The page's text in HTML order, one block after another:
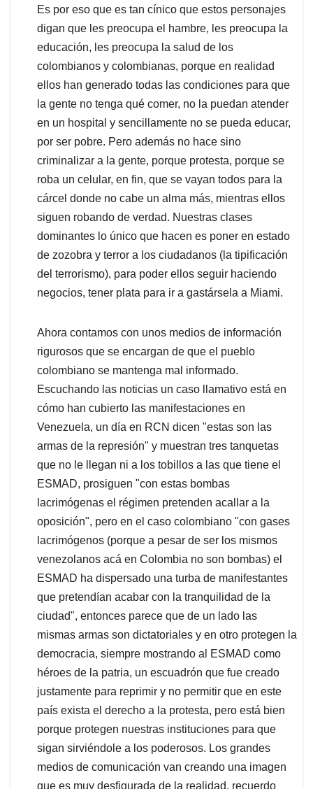
Es por eso que es tan cínico que estos personajes
digan que les preocupa el hambre, les preocupa la
educación, les preocupa la salud de los
colombianos y colombianas, porque en realidad
ellos han generado todas las condiciones para que
la gente no tenga qué comer, no la puedan atender
en un hospital y sencillamente no se pueda educar,
por ser pobre. Pero además no hace sino
criminalizar a la gente, porque protesta, porque se
roba un celular, en fin, que se vayan todos para la
cárcel donde no cabe un alma más, mientras ellos
siguen robando de verdad. Nuestras clases
dominantes lo único que hacen es poner en estado
de zozobra y terror a los ciudadanos (la tipificación
del terrorismo), para poder ellos seguir haciendo
negocios, tener plata para ir a gastársela a Miami.
Ahora contamos con unos medios de información
rigurosos que se encargan de que el pueblo
colombiano se mantenga mal informado.
Escuchando las noticias un caso llamativo está en
cómo han cubierto las manifestaciones en
Venezuela, un día en RCN dicen "estas son las
armas de la represión" y muestran tres tanquetas
que no le llegan ni a los tobillos a las que tiene el
ESMAD, prosiguen "con estas bombas
lacrimógenas el régimen pretenden acallar a la
oposición", pero en el caso colombiano "con gases
lacrimógenos (porque a pesar de ser los mismos
venezolanos acá en Colombia no son bombas) el
ESMAD ha dispersado una turba de manifestantes
que pretendían acabar con la tranquilidad de la
ciudad", entonces parece que de un lado las
mismas armas son dictatoriales y en otro protegen la
democracia, siempre mostrando al ESMAD como
héroes de la patria, un escuadrón que fue creado
justamente para reprimir y no permitir que en este
país exista el derecho a la protesta, pero está bien
porque protegen nuestras instituciones para que
sigan sirviéndole a los poderosos. Los grandes
medios de comunicación van creando una imagen
que es muy desfigurada de la realidad, recuerdo